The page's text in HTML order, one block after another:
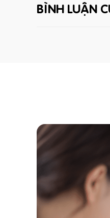
BÌNH LUẬN